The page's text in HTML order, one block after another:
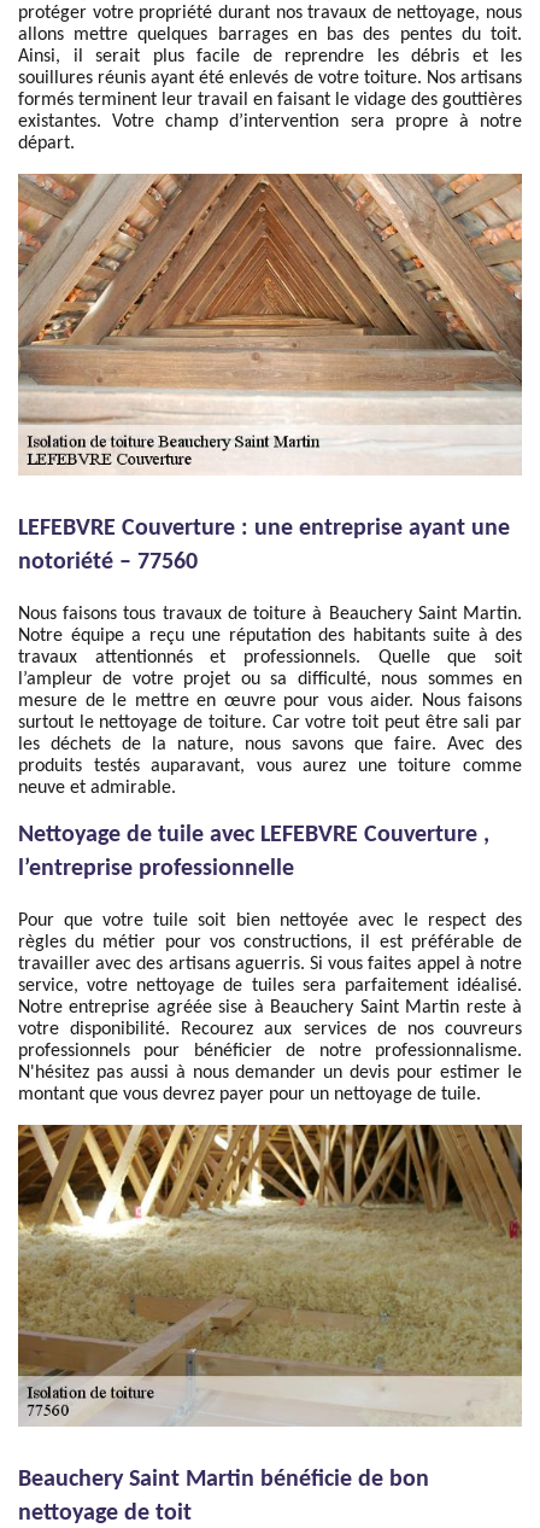
protéger votre propriété durant nos travaux de nettoyage, nous
allons mettre quelques barrages en bas des pentes du toit.
Ainsi, il serait plus facile de reprendre les débris et les
souillures réunis ayant été enlevés de votre toiture. Nos artisans
formés terminent leur travail en faisant le vidage des gouttières
existantes. Votre champ d’intervention sera propre à notre
départ.
LEFEBVRE Couverture : une entreprise ayant une
notoriété – 77560
Nous faisons tous travaux de toiture à Beauchery Saint Martin.
Notre équipe a reçu une réputation des habitants suite à des
travaux attentionnés et professionnels. Quelle que soit
l’ampleur de votre projet ou sa difficulté, nous sommes en
mesure de le mettre en œuvre pour vous aider. Nous faisons
surtout le nettoyage de toiture. Car votre toit peut être sali par
les déchets de la nature, nous savons que faire. Avec des
produits testés auparavant, vous aurez une toiture comme
neuve et admirable.
Nettoyage de tuile avec LEFEBVRE Couverture ,
l’entreprise professionnelle
Pour que votre tuile soit bien nettoyée avec le respect des
règles du métier pour vos constructions, il est préférable de
travailler avec des artisans aguerris. Si vous faites appel à notre
service, votre nettoyage de tuiles sera parfaitement idéalisé.
Notre entreprise agréée sise à Beauchery Saint Martin reste à
votre disponibilité. Recourez aux services de nos couvreurs
professionnels pour bénéficier de notre professionnalisme.
N'hésitez pas aussi à nous demander un devis pour estimer le
montant que vous devrez payer pour un nettoyage de tuile.
Beauchery Saint Martin bénéficie de bon
nettoyage de toit